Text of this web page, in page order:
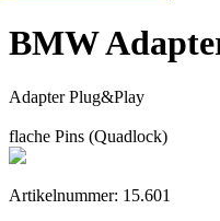
BMW
Adapter Plug&Play
flache Pins (Quadlock)
Artikelnummer: 15.601